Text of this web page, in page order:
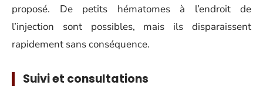
proposé. De petits hématomes à l’endroit de
l’injection sont possibles, mais ils disparaissent
rapidement sans conséquence.
Suivi et consultations